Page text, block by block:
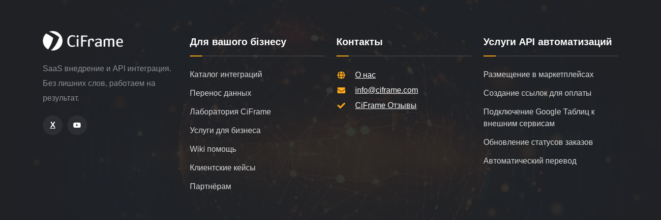
SaaS внедрение и API интеграция.
Без лишних слов, работаем на
результат.
X
Для вашого бізнесу
Каталог интеграций
Перенос данных
Лаборатория CiFrame
Услуги для бизнеса
Wiki помощь
Клиентские кейсы
Партнёрам
Контакты
О нас
info@ciframe.com
CiFrame Отзывы
Услуги API автоматизаций
Размещение в маркетплейсах
Создание ссылок для оплаты
Подключение Google Таблиц к
внешним сервисам
Обновление статусов заказов
Автоматический перевод